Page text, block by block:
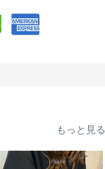
もっと見る